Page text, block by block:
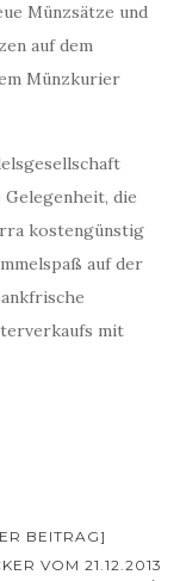
Münzsätze und
auf dem
Münzkurier
die
kostengünstig
auf der
mit
BEITRAG]
VOM 21.12.2013